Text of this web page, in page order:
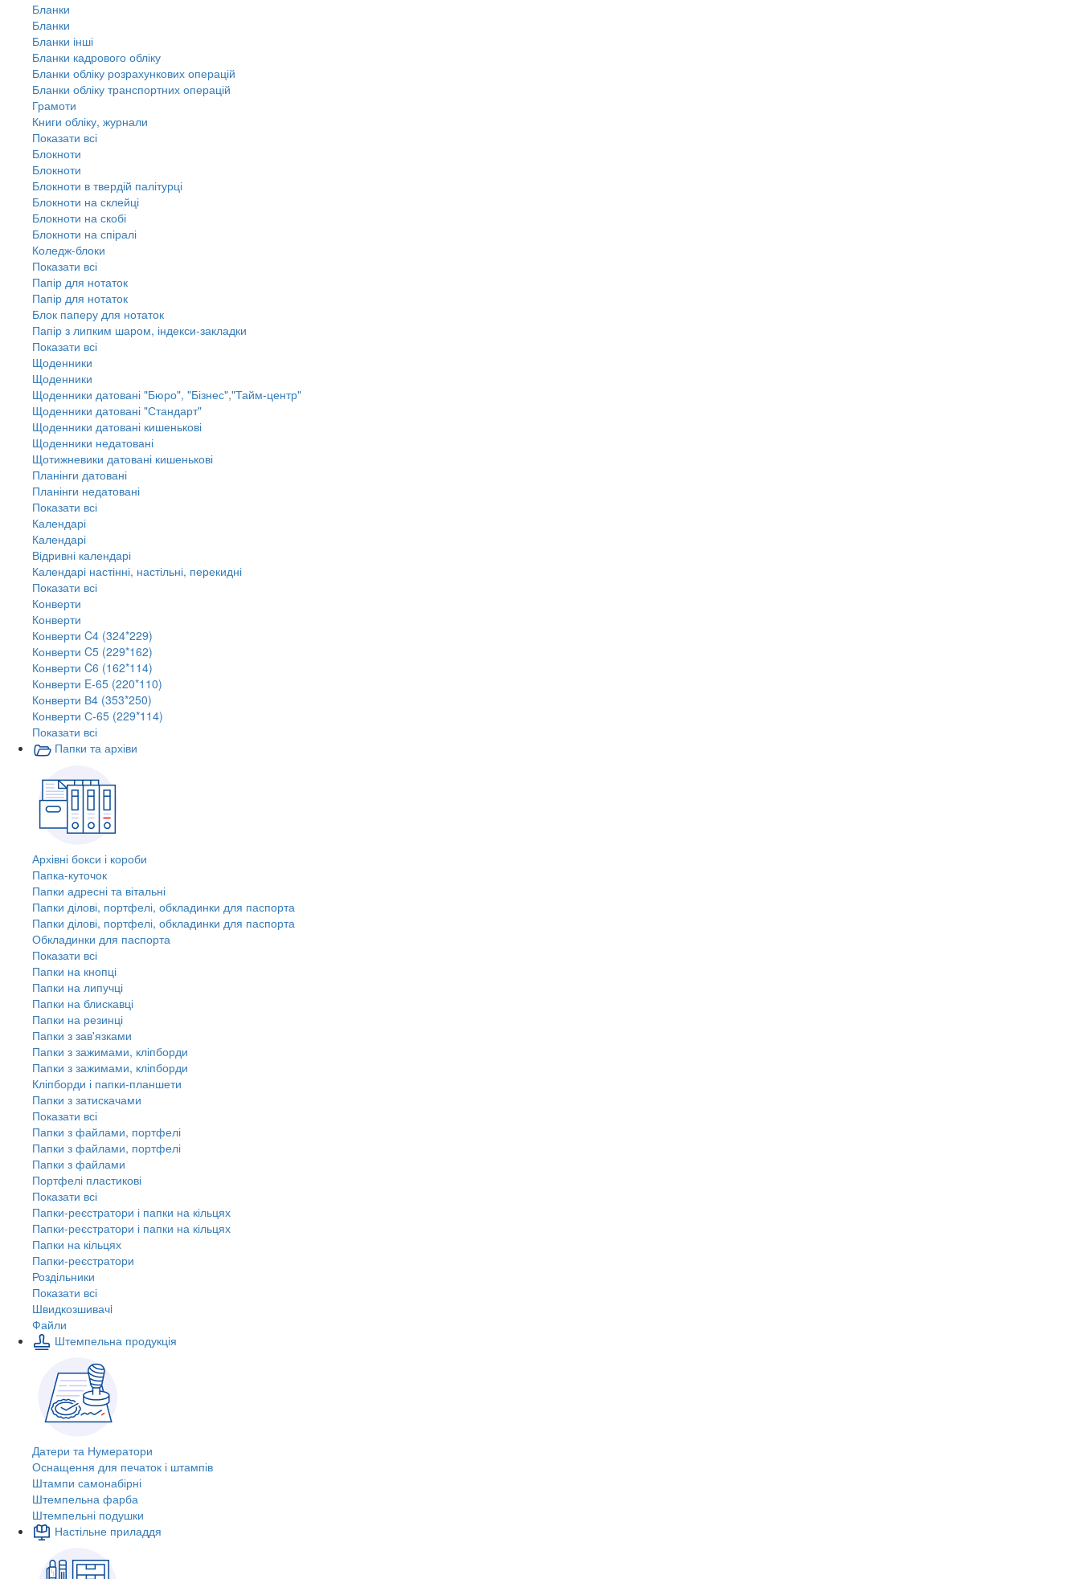
Бланки
Бланки
Бланки інші
Бланки кадрового обліку
Бланки обліку розрахункових операцій
Бланки обліку транспортних операцій
Грамоти
Книги обліку, журнали
Показати всі
Блокноти
Блокноти
Блокноти в твердій палітурці
Блокноти на склейці
Блокноти на скобі
Блокноти на спіралі
Коледж-блоки
Показати всі
Папір для нотаток
Папір для нотаток
Блок паперу для нотаток
Папір з липким шаром, індекси-закладки
Показати всі
Щоденники
Щоденники
Щоденники датовані "Бюро", "Бізнес","Тайм-центр"
Щоденники датовані "Стандарт"
Щоденники датовані кишенькові
Щоденники недатовані
Щотижневики датовані кишенькові
Планінги датовані
Планінги недатовані
Показати всі
Календарі
Календарі
Відривні календарі
Календарі настінні, настільні, перекидні
Показати всі
Конверти
Конверти
Конверти C4 (324*229)
Конверти C5 (229*162)
Конверти C6 (162*114)
Конверти E-65 (220*110)
Конверти В4 (353*250)
Конверти С-65 (229*114)
Показати всі
Папки та архіви
Архівні бокси і короби
Папка-куточок
Папки адресні та вітальні
Папки ділові, портфелі, обкладинки для паспорта
Папки ділові, портфелі, обкладинки для паспорта
Обкладинки для паспорта
Показати всі
Папки на кнопці
Папки на липучці
Папки на блискавці
Папки на резинці
Папки з зав'язками
Папки з зажимами, кліпборди
Папки з зажимами, кліпборди
Кліпборди і папки-планшети
Папки з затискачами
Показати всі
Папки з файлами, портфелі
Папки з файлами, портфелі
Папки з файлами
Портфелі пластикові
Показати всі
Папки-реєстратори і папки на кільцях
Папки-реєстратори і папки на кільцях
Папки на кільцях
Папки-реєстратори
Роздільники
Показати всі
Швидкозшивачi
Файли
Штемпельна продукція
Датери та Нумератори
Оснащення для печаток і штампів
Штампи самонабірні
Штемпельна фарба
Штемпельні подушки
Настільне приладдя